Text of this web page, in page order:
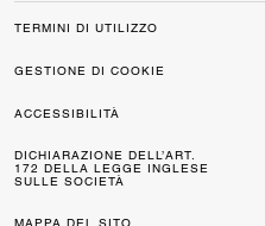
TERMINI DI UTILIZZO
GESTIONE DI COOKIE
ACCESSIBILITÀ
DICHIARAZIONE DELL’ART.
172 DELLA LEGGE INGLESE
SULLE SOCIETÀ